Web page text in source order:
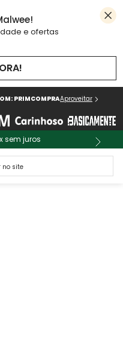
e ofertas
PRIMCOMPRAAproveitar
sem juros